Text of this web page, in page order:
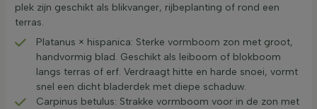
plek zijn geschikt als blikvanger, rijbeplanting of rond een
terras.
Platanus × hispanica: Sterke vormboom zon met groot,
handvormig blad. Geschikt als leiboom of blokboom
langs terras of erf. Verdraagt hitte en harde snoei, vormt
snel een dicht bladerdek met diepe schaduw.
Carpinus betulus: Strakke vormboom voor in de zon met